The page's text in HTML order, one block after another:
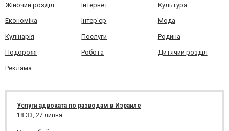
Жіночий розділ Інтернет Культура
Економіка Інтер'єр Мода
Кулінарія Послуги Родина
Подорожі Робота Дитячий розділ
Реклама
Услуги адвоката по разводам в Израиле
18:33, 27 липня